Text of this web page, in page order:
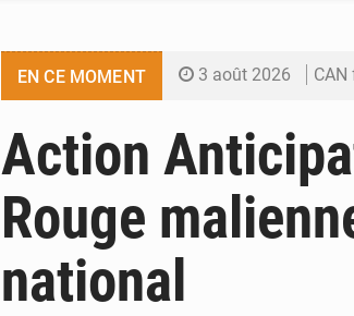
EN CE MOMENT 3 août 2026
3 août 2026
3 août 2026
Action
Rouge
national